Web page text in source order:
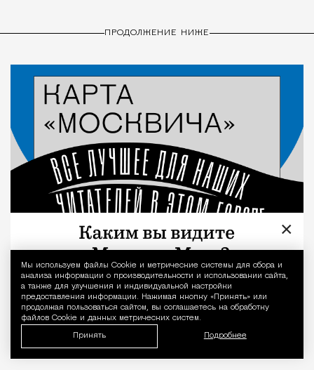
Уведомление
Мы используем файлы Сookie и метрические системы для сбора и
анализа информации о производительности и использовании сайта,
а также для улучшения и индивидуальной настройки
предоставления информации. Нажимая кнопку «Принять» или
продолжая пользоваться сайтом, вы соглашаетесь на обработку
файлов Cookie и данных метрических систем.
Принять Подробнее
ПРОДОЛЖЕНИЕ НИЖЕ
×